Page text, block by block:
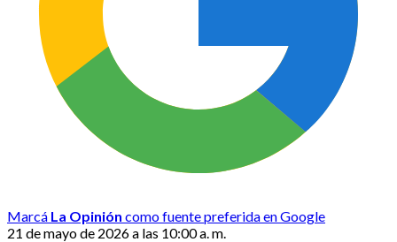
Marcá La Opinión como fuente preferida en Google
21 de mayo de 2026 a las 10:00 a. m.